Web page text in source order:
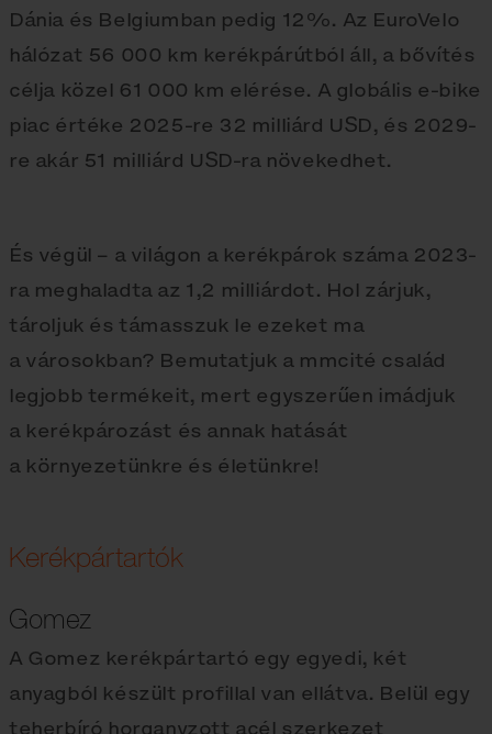
Dánia és Belgiumban pedig 12%. Az EuroVelo
hálózat 56 000 km kerékpárútból áll, a bővítés
célja közel 61 000 km elérése. A globális e‑bike
piac értéke 2025-re 32 milliárd USD, és 2029-
re akár 51 milliárd USD-ra növekedhet.
És végül – a világon a kerékpárok száma 2023-
ra meghaladta az 1,2 milliárdot. Hol zárjuk,
tároljuk és támasszuk le ezeket ma
a városokban? Bemutatjuk a mmcité család
legjobb termékeit, mert egyszerűen imádjuk
a kerékpározást és annak hatását
a környezetünkre és életünkre!
Kerékpártartók
Gomez
A Gomez kerékpártartó egy egyedi, két
anyagból készült profillal van ellátva. Belül egy
teherbíró horganyzott acél szerkezet